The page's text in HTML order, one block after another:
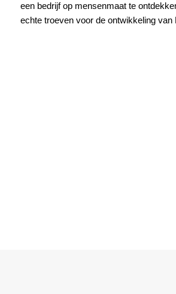
een bedrijf op mensenmaat te
echte troeven voor de ontwikkeling van